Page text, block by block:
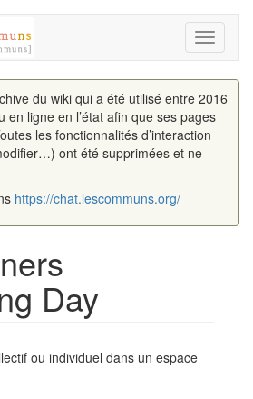
Toggle
du wiki qui a été utilisé entre 2016
en ligne en l’état afin que ses pages
les fonctionnalités d’interaction
ont été supprimées et ne
https://chat.lescommuns.org/
Day
ou individuel dans un espace